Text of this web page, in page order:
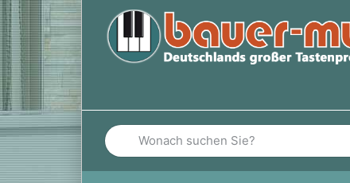
Geben Sie einen Suchbegriff ein.